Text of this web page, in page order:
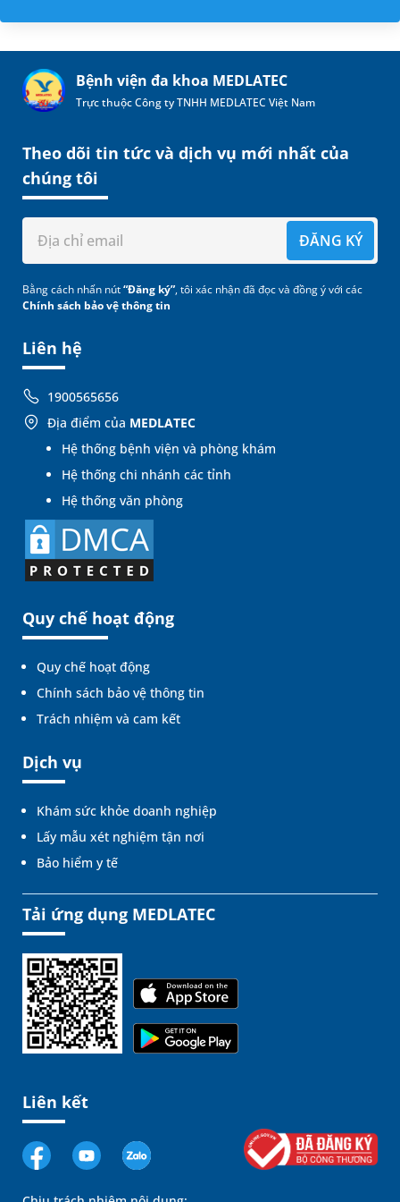
Bệnh viện đa khoa MEDLATEC
Trực thuộc Công ty TNHH MEDLATEC Việt Nam
Liên hệ
1900565656
Địa điểm của MEDLATEC
Hệ thống bệnh viện và phòng khám
Hệ thống chi nhánh các tỉnh
Hệ thống văn phòng
Quy chế hoạt động
Quy chế hoạt động
Chính sách bảo vệ thông tin
Trách nhiệm và cam kết
Dịch vụ
Khám sức khỏe doanh nghiệp
Lấy mẫu xét nghiệm tận nơi
Bảo hiểm y tế
Theo dõi tin tức và dịch vụ mới nhất của
chúng tôi
ĐĂNG KÝ
Bằng cách nhấn nút“Đăng ký”, tôi xác nhận đã đọc và đồng ý với các
Chính sách bảo vệ thông tin
Tải ứng dụng MEDLATEC
Liên kết